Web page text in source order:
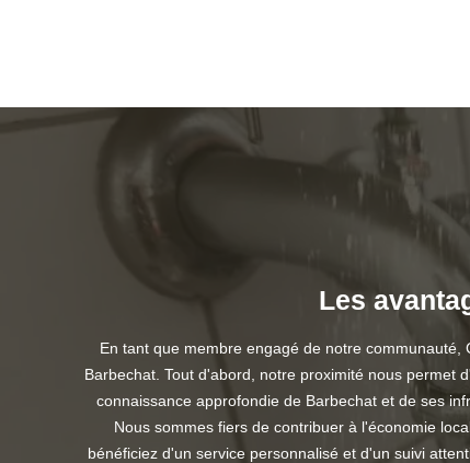
Les
En tant que membre engagé de notre
Barbechat. Tout d'abord, notre proximité nous permet
connaissance approfondie de Barbechat et de ses
Nous sommes fiers de contribuer à l'économie
bénéficiez d'un service personnalisé et d'un suivi